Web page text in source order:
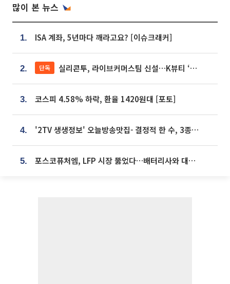
많이 본 뉴스
1. ISA 계좌, 5년마다 깨라고요? [이슈크래커]
2. 단독 실리콘투, 라이브커머스팀 신설…K뷰티 ‘글로벌 판매망’ 확대[K뷰티 라방戰]
3. 코스피 4.58% 하락, 환율 1420원대 [포토]
4. '2TV 생생정보' 오늘방송맛집- 결정적 한 수, 3종 메밀면! 메밀 소바 맛집 '의○○○○'
5. 포스코퓨처엠, LFP 시장 뚫었다…배터리사와 대규모 장기 공급 합의